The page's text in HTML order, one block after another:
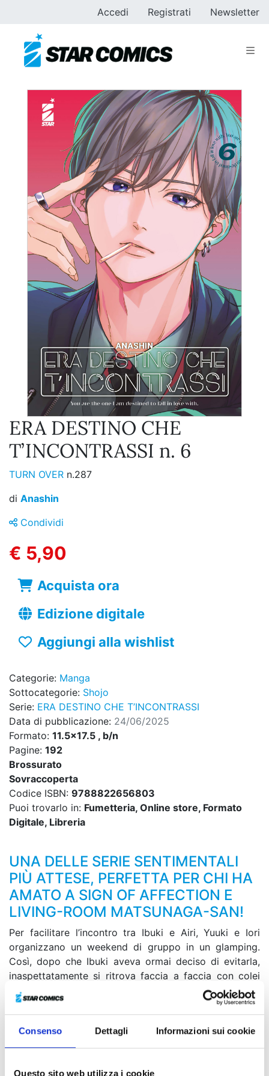
Consenso Dettagli Informazioni sui cookie
Questo sito web utilizza i cookie
Accedi Registrati Newsletter
ERA DESTINO CHE
T’INCONTRASSI n. 6
TURN OVER n.287
di Anashin
Condividi
€ 5,90
Acquista ora
Edizione digitale
Aggiungi alla wishlist
Categorie: Manga
Sottocategorie: Shojo
Serie: ERA DESTINO CHE T’INCONTRASSI
Data di pubblicazione: 24/06/2025
Formato: 11.5x17.5 , b/n
Pagine: 192
Brossurato
Sovraccoperta
Codice ISBN: 9788822656803
Puoi trovarlo in: Fumetteria, Online store, Formato
Digitale, Libreria
UNA DELLE SERIE SENTIMENTALI
PIÙ ATTESE, PERFETTA PER CHI HA
AMATO A SIGN OF AFFECTION E
LIVING-ROOM MATSUNAGA-SAN!
Per facilitare l’incontro tra Ibuki e Airi, Yuuki e Iori
organizzano un weekend di gruppo in un glamping.
Così, dopo che Ibuki aveva ormai deciso di evitarla,
inaspettatamente si ritrova faccia a faccia con colei
che non aveva il coraggio di rivedere. E non è tutto!
Anche Seno ha in serbo un colpo di scena, ma questa
pare”… Cos’avrà in mente? Doveva essere un momento
di divertimento e di relax, ma gli imprevisti sono